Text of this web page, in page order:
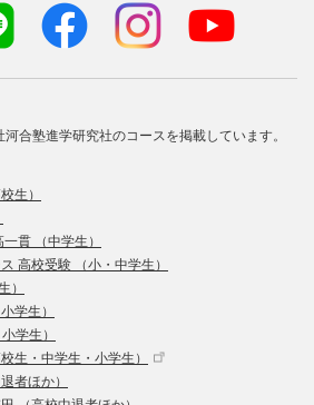
合塾進学研究社のコースを掲載しています。
生）
貫 （中学生）
高校受験 （小・中学生）
）
学生）
学生）
生・中学生・小学生）
者ほか）